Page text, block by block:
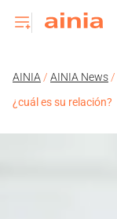
AINIA / AINIA News /
¿cuál es su relación?